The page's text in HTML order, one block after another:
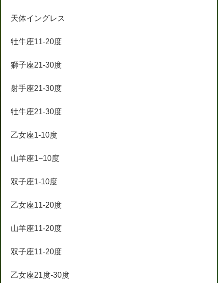
天体イングレス
牡牛座11-20度
獅子座21-30度
射手座21-30度
牡牛座21-30度
乙女座1-10度
山羊座1−10度
双子座1-10度
乙女座11-20度
山羊座11-20度
双子座11-20度
乙女座21度-30度